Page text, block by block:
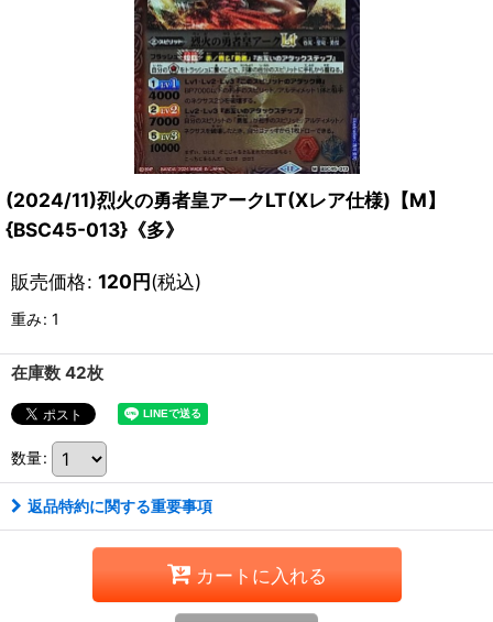
(2024/11)烈火の勇者皇アークLT(Xレア仕様)【M】
{BSC45-013}《多》
販売価格: 120円(税込)
重み: 1
在庫数 42枚
数量:
返品特約に関する重要事項
カートに入れる